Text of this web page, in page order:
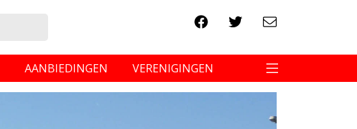
AANBIEDINGEN VERENIGINGEN